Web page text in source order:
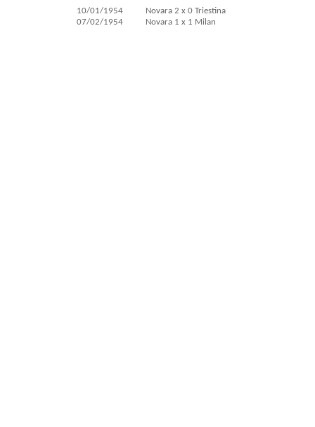
10/01/1954
07/02/1954
Novara 2 x 0 Triestina
Novara 1 x 1 Milan